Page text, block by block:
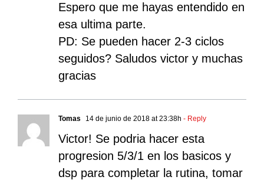
Espero que me hayas entendido en
esa ultima parte.
PD: Se pueden hacer 2-3 ciclos
seguidos? Saludos victor y muchas
gracias
Tomas 14 de junio de 2018 at 23:38h - Reply
Victor! Se podria hacer esta
progresion 5/3/1 en los basicos y
dsp para completar la rutina, tomar